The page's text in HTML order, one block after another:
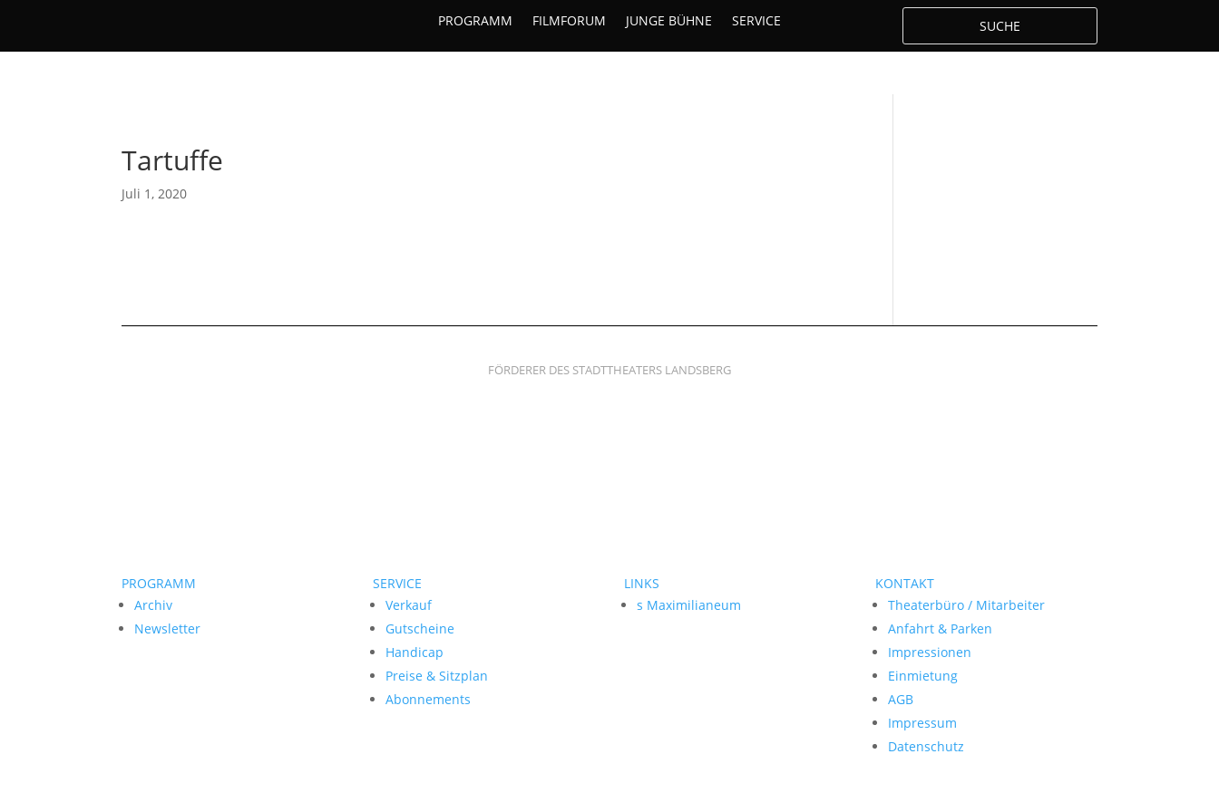
PROGRAMM FILMFORUM JUNGE BÜHNE SERVICE
Tartuffe
Juli 1, 2020
FÖRDERER DES STADTTHEATERS LANDSBERG
PROGRAMM
Archiv
Newsletter
SERVICE
Verkauf
Gutscheine
Handicap
Preise & Sitzplan
Abonnements
LINKS
s Maximilianeum
KONTAKT
Theaterbüro / Mitarbeiter
Anfahrt & Parken
Impressionen
Einmietung
AGB
Impressum
Datenschutz